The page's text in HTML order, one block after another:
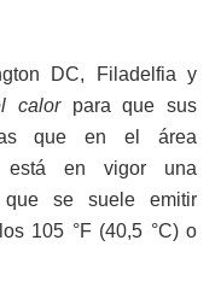
DC, Filadelfia y
calorpara que sus
que en el área
está en vigor una
se suele emitir
105 °F (40,5 °C) o